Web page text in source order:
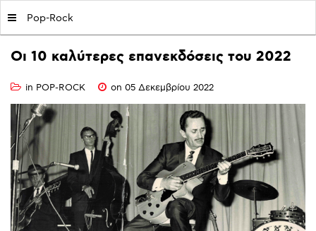
Pop-Rock
Οι 10 καλύτερες επανεκδόσεις του 2022
in POP-ROCK on 05 Δεκεμβρίου 2022